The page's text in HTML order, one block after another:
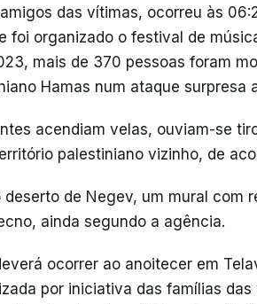
das vítimas, ocorreu às
foi organizado o festival de
mais de 370 pessoas foram
Hamas num ataque surpresa
acendiam velas, ouviam-se
palestiniano vizinho, de
de Negev, um mural com
ainda segundo a agência.
ocorrer ao anoitecer em
por iniciativa das famílias das